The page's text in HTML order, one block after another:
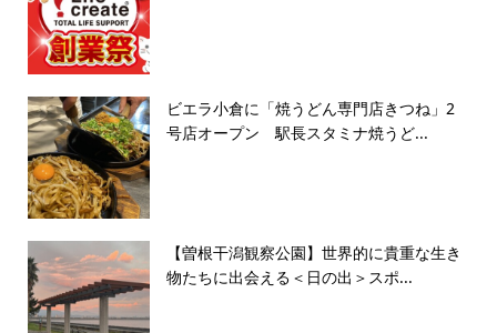
ビエラ小倉に「焼うどん専門店きつね」2
号店オープン 駅長スタミナ焼うど...
【曽根干潟観察公園】世界的に貴重な生き
物たちに出会える＜日の出＞スポ...